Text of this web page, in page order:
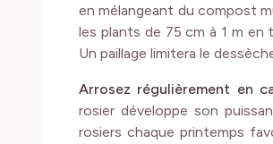
en mélangeant du compost
les plants de 75 cm à 1 m en
Un paillage limitera le
Arrosez régulièrement en
rosier développe son
rosiers chaque printemps